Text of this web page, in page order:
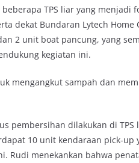
TPS liar yang menjadi
dekat Bundaran Lytech Home
2 unit boat pancung, yang
kegiatan ini.
mengangkut sampah dan
pembersihan dilakukan di
10 unit kendaraan pick-
Rudi menekankan bahwa